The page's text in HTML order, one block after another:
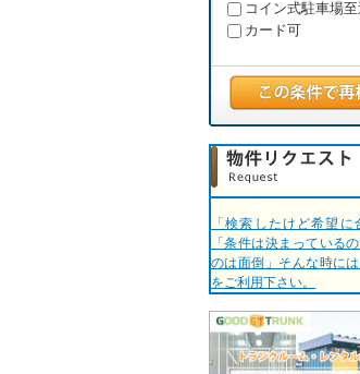
コイン式駐車場至
カード可
「検索したけど希望に
「条件は決まっている
のは面倒」そんな時に
をご利用下さい。